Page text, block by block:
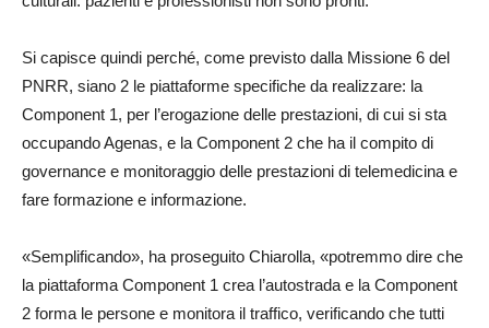
Si capisce quindi perché, come previsto dalla Missione 6 del
PNRR, siano 2 le piattaforme specifiche da realizzare: la
Component 1, per l’erogazione delle prestazioni, di cui si sta
occupando Agenas, e la Component 2 che ha il compito di
governance e monitoraggio delle prestazioni di telemedicina e
fare formazione e informazione.
«Semplificando», ha proseguito Chiarolla, «potremmo dire che
la piattaforma Component 1 crea l’autostrada e la Component
2 forma le persone e monitora il traffico, verificando che tutti